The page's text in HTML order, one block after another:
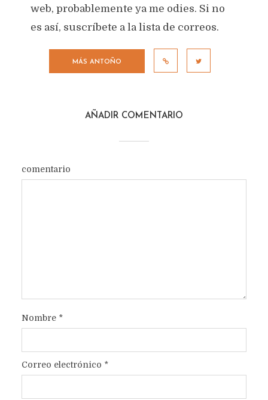
web, probablemente ya me odies. Si no
es así, suscríbete a la lista de correos.
MÁS ANTOÑO
AÑADIR COMENTARIO
comentario
Nombre *
Correo electrónico *